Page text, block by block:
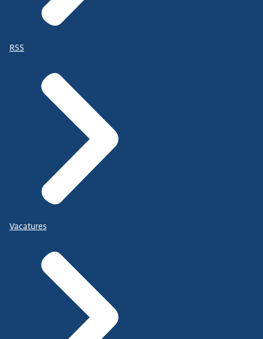
RSS
Vacatures